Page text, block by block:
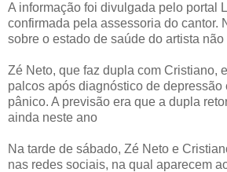
A informação foi divulgada pelo portal
confirmada pela assessoria do cantor.
sobre o estado de saúde do artista
Zé Neto, que faz dupla com Cristiano,
palcos após diagnóstico de depressão
pânico. A previsão era que a dupla
ainda neste ano
Na tarde de sábado, Zé Neto e
nas redes sociais, na qual aparecem